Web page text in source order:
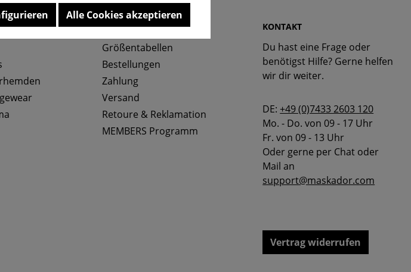
Service & FAQ
Größentabellen
Bestellungen
Zahlung
Versand
Retoure & Reklamation
MEMBERS Programm
KONTAKT
Du hast eine Frage oder
benötigst Hilfe? Gerne helfen
wir dir weiter.
DE:+49 (0)7433 2603 120
Mo. - Do. von 09 - 17 Uhr
Fr. von 09 - 13 Uhr
Oder gerne per Chat oder
Mail an
support@maskador.com
Vertrag widerrufen
Alle Cookies akzeptieren